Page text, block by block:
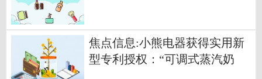
焦点信息:小熊电器获得实用新
型专利授权：“可调式蒸汽奶